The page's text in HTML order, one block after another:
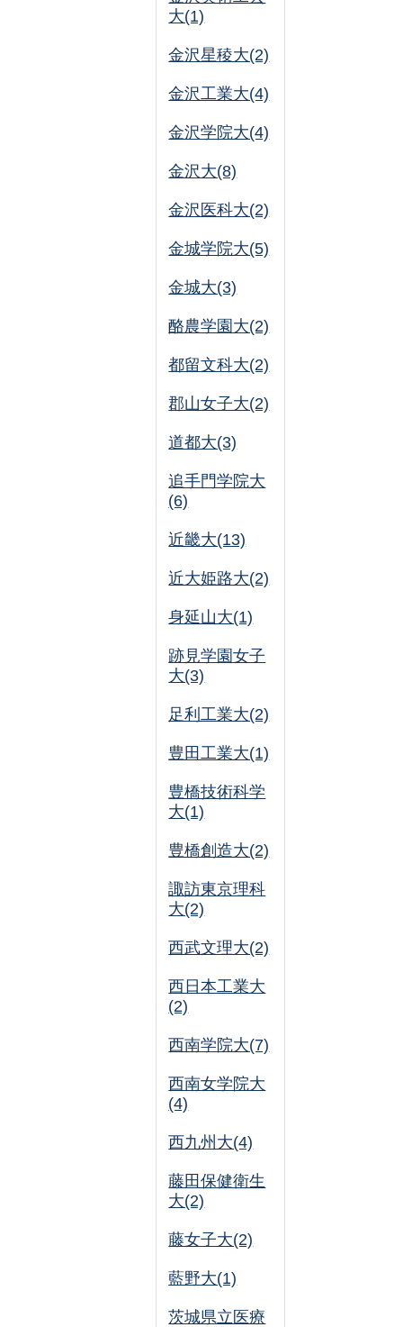
大(1)
金沢星稜大(2)
金沢工業大(4)
金沢学院大(4)
金沢大(8)
金沢医科大(2)
金城学院大(5)
金城大(3)
酪農学園大(2)
都留文科大(2)
郡山女子大(2)
道都大(3)
追手門学院大
(6)
近畿大(13)
近大姫路大(2)
身延山大(1)
跡見学園女子
大(3)
足利工業大(2)
豊田工業大(1)
豊橋技術科学
大(1)
豊橋創造大(2)
諏訪東京理科
大(2)
西武文理大(2)
西日本工業大
(2)
西南学院大(7)
西南女学院大
(4)
西九州大(4)
藤田保健衛生
大(2)
藤女子大(2)
藍野大(1)
茨城県立医療